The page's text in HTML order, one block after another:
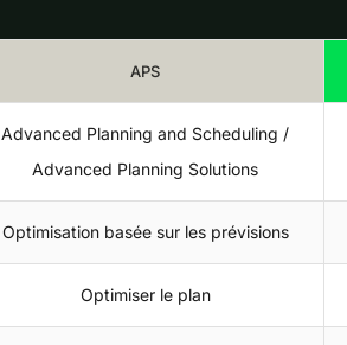
APS
Advanced Planning and Scheduling /
Advanced Planning Solutions
Optimisation basée sur les prévisions
Optimiser le plan